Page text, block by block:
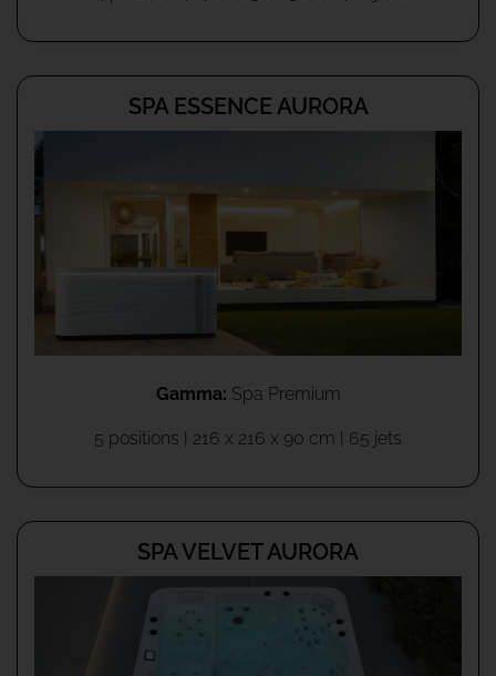
SPA ESSENCE AURORA
Gamma: Spa Premium
5 positions | 216 x 216 x 90 cm | 65 jets
SPA VELVET AURORA